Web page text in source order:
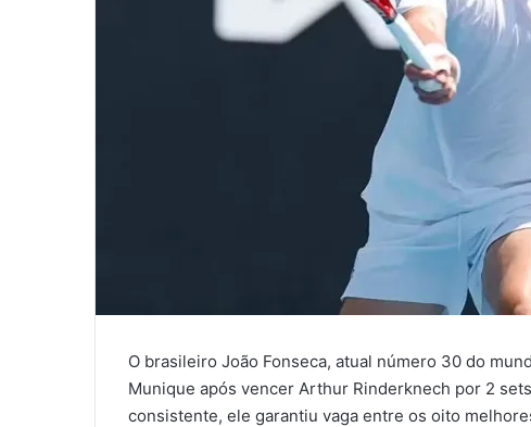
O brasileiro João Fonseca, atual número 30 do
Munique após vencer Arthur Rinderknech por 2
consistente, ele garantiu vaga entre os oito